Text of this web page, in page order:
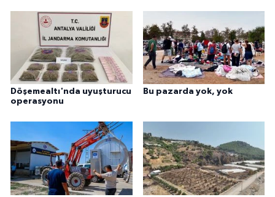
Döşemealtı'nda uyuşturucu
operasyonu
Bu pazarda yok, yok